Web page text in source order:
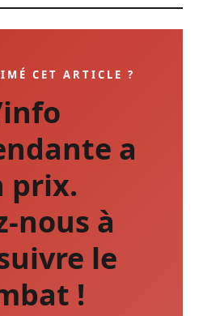
CET ARTICLE ?
a
prix.
nous à
le
!